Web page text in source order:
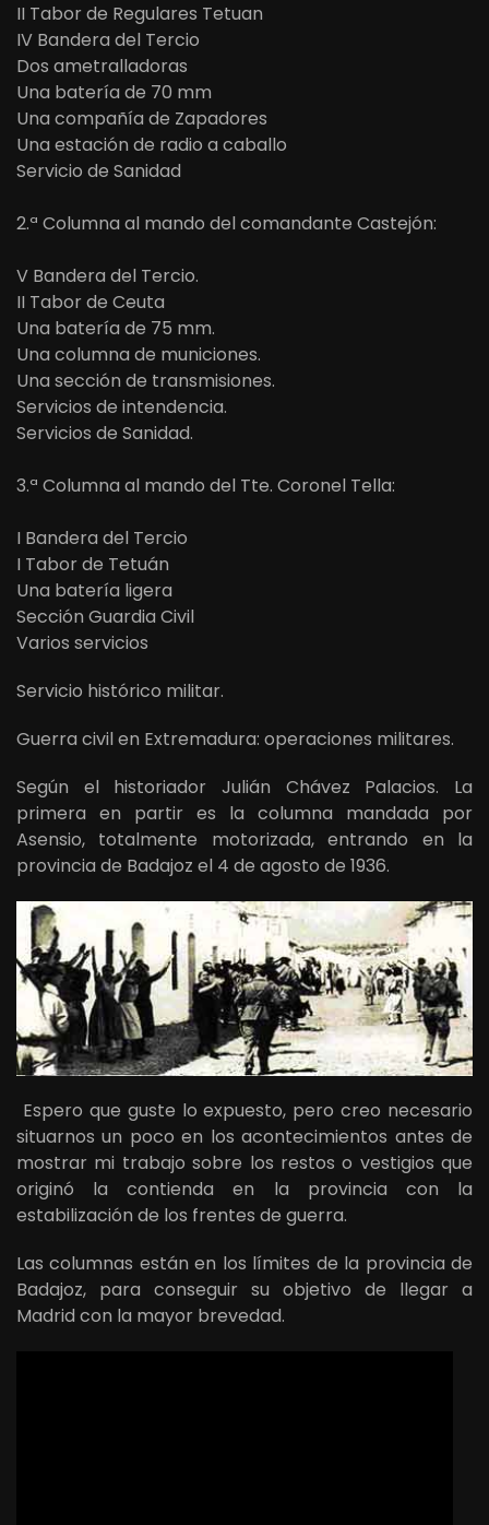
II Tabor de Regulares Tetuan
IV Bandera del Tercio
Dos ametralladoras
Una batería de 70 mm
Una compañía de Zapadores
Una estación de radio a caballo
Servicio de Sanidad
2.ª Columna al mando del comandante Castejón:
V Bandera del Tercio.
II Tabor de Ceuta
Una batería de 75 mm.
Una columna de municiones.
Una sección de transmisiones.
Servicios de intendencia.
Servicios de Sanidad.
3.ª Columna al mando del Tte. Coronel Tella:
I Bandera del Tercio
I Tabor de Tetuán
Una batería ligera
Sección Guardia Civil
Varios servicios
Servicio histórico militar.
Guerra civil en Extremadura: operaciones militares.
Según el historiador Julián Chávez Palacios. La
primera en partir es la columna mandada por
Asensio, totalmente motorizada, entrando en la
provincia de Badajoz el 4 de agosto de 1936.
Espero que guste lo expuesto, pero creo necesario
situarnos un poco en los acontecimientos antes de
mostrar mi trabajo sobre los restos o vestigios que
originó la contienda en la provincia con la
estabilización de los frentes de guerra.
Las columnas están en los límites de la provincia de
Badajoz, para conseguir su objetivo de llegar a
Madrid con la mayor brevedad.